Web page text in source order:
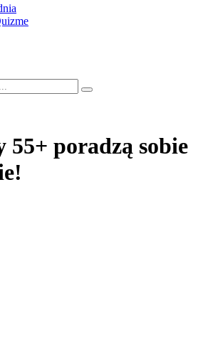
55+ poradzą sobie